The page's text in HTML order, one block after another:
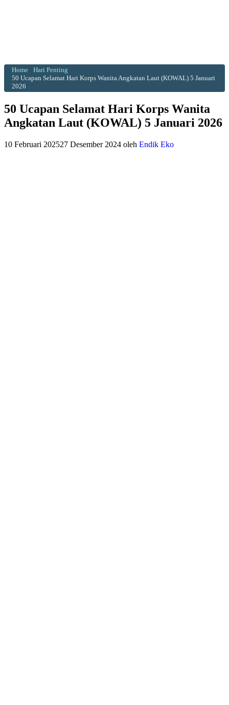
Home
Hari Penting
50 Ucapan Selamat Hari Korps Wanita Angkatan Laut (KOWAL) 5 Januari
2026
50 Ucapan Selamat Hari Korps Wanita
Angkatan Laut (KOWAL) 5 Januari 2026
10 Februari 202527 Desember 2024 oleh Endik Eko